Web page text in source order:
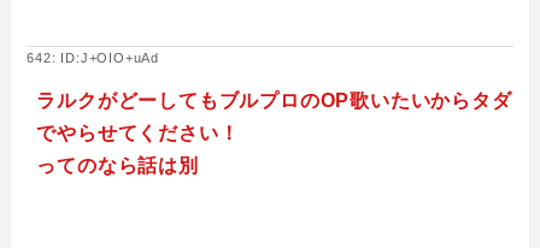
642: ID:J+OIO+uAd
ラルクがどーしてもブルプロのOP歌いたいからタダ
でやらせてください！
ってのなら話は別